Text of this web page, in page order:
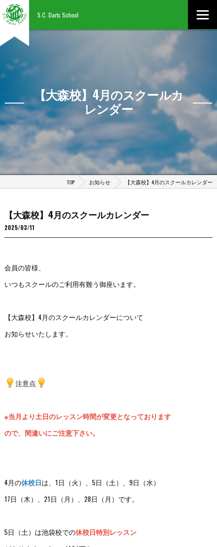
S.C. Darts School
【大森校】4月のスクールカ
レンダー
TOP お知らせ 【大森校】4月のスクールカレンダー
【大森校】4月のスクールカレンダー
2025/03/11
会員の皆様、
いつもスクールのご利用有難う御座います。
【大森校】4月のスクールカレンダーについて
お知らせいたします。
注意点
※当月より土日のレッスン時間が変更となっております
ので、間違いにご注意下さい。
4月の休校日は、1日（火）、5日（土）、9日（水）
17日（木）、21日（月）、28日（月）です。
5日（土）は池袋校での休校日特別レッスン